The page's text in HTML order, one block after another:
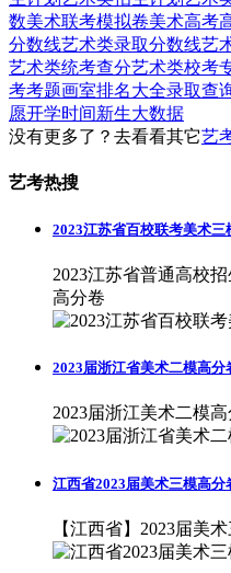
数美术联考模拟卷美术高考
分数线艺术类录取分数线艺
艺术类统考查分艺术类校考
考考题画室排名大全录取查
愿开学时间新生大数据
没有更多了？去看看其它艺
艺考热搜
2023江苏省百校联考美术三
2023江苏省普通高校
高分卷
2023届浙江省美术二模高分
2023届浙江美术二模
江西省2023届美术三模高分
【江西省】2023届美